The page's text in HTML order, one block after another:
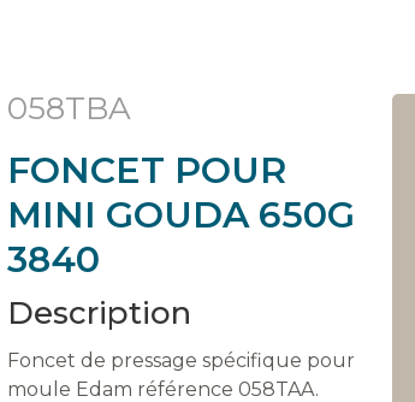
058TBA
FONCET POUR
MINI GOUDA 650G
3840
Description
Foncet de pressage spécifique pour
moule Edam référence 058TAA.